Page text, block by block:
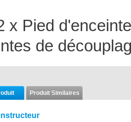
x Pied
de
Produit Similaires